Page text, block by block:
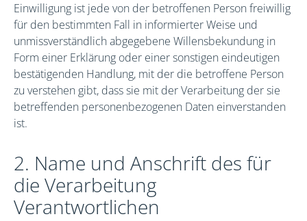
Einwilligung ist jede von der betroffenen Person freiwillig
für den bestimmten Fall in informierter Weise und
unmissverständlich abgegebene Willensbekundung in
Form einer Erklärung oder einer sonstigen eindeutigen
bestätigenden Handlung, mit der die betroffene Person
zu verstehen gibt, dass sie mit der Verarbeitung der sie
betreffenden personenbezogenen Daten einverstanden
ist.
2. Name und Anschrift des für
die Verarbeitung
Verantwortlichen